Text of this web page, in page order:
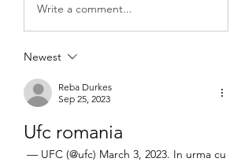
Write a comment...
Newest
Reba Durkes
Sep 25, 2023
Ufc romania